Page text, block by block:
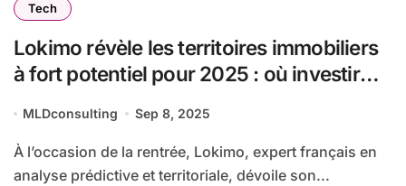
Tech
Lokimo révèle les territoires immobiliers
à fort potentiel pour 2025 : où investir
MLDconsulting Sep 8, 2025
À l’occasion de la rentrée, Lokimo, expert français en
analyse prédictive et territoriale, dévoile son...